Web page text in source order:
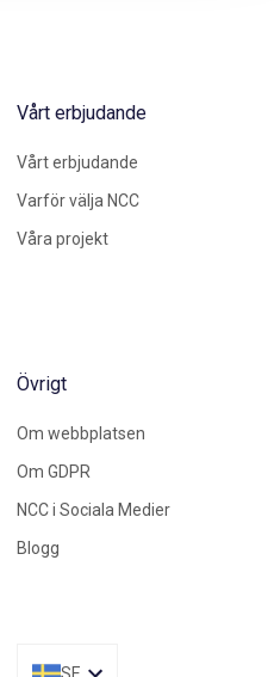
Vårt erbjudande
Vårt erbjudande
Varför välja NCC
Våra projekt
Övrigt
Om webbplatsen
Om GDPR
NCC i Sociala Medier
Blogg
SE